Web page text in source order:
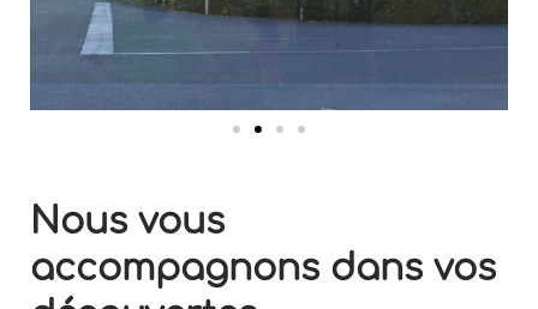
Nous vous
accompagnons dans vos